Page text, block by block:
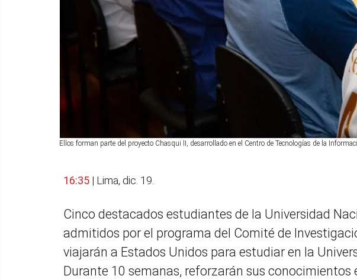
Ellos forman parte del proyecto Chasqui II, desarrollado en el Centro de Tecnologías de la
16:35 | Lima, dic. 19.
Cinco destacados estudiantes de la Universidad
admitidos por el programa del Comité de
viajarán a Estados Unidos para estudiar en la
Durante 10 semanas, reforzarán sus